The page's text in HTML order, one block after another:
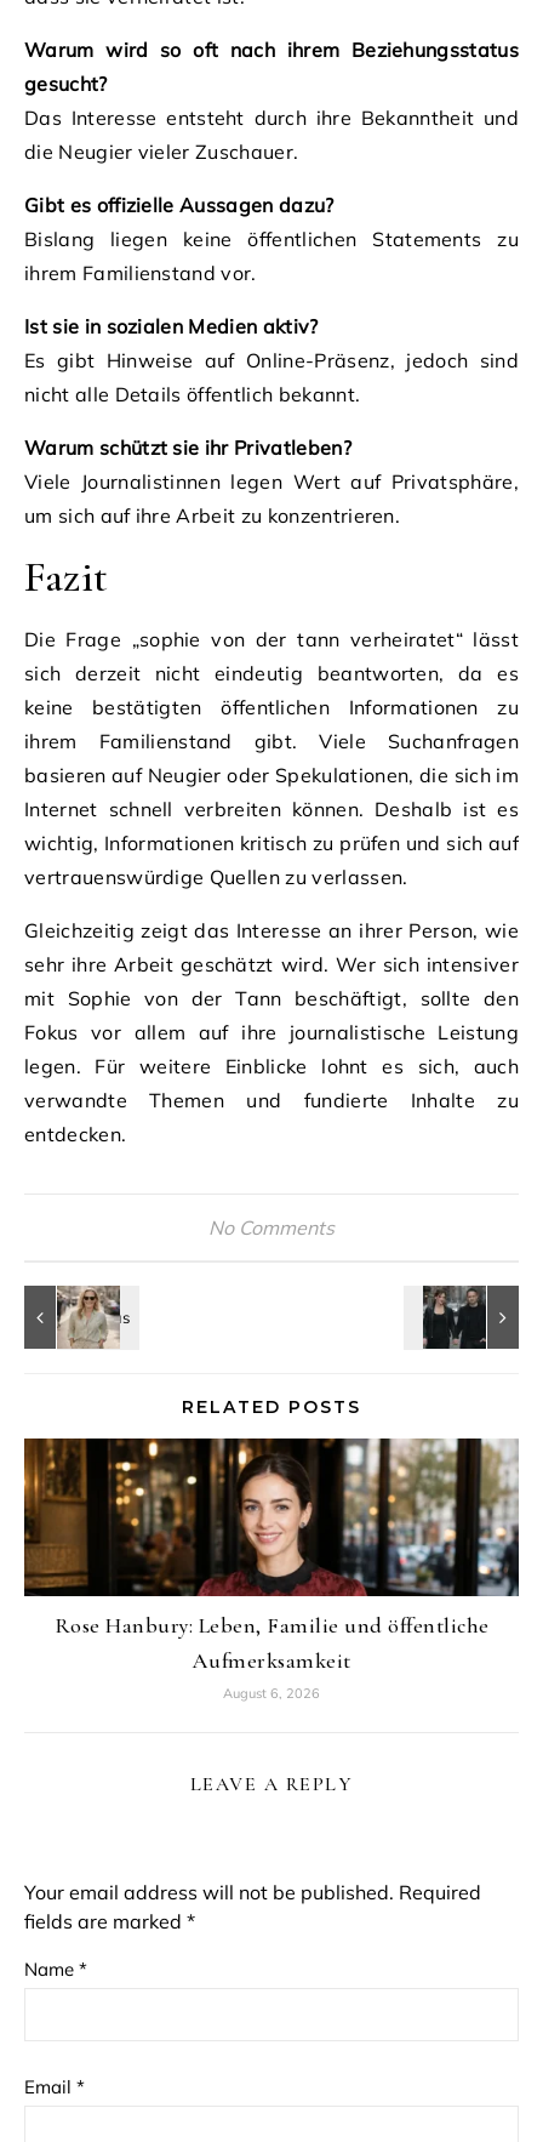
Warum wird so oft nach ihrem Beziehungsstatus
gesucht?
Das Interesse entsteht durch ihre Bekanntheit und
die Neugier vieler Zuschauer.
Gibt es offizielle Aussagen dazu?
Bislang liegen keine öffentlichen Statements zu
ihrem Familienstand vor.
Ist sie in sozialen Medien aktiv?
Es gibt Hinweise auf Online-Präsenz, jedoch sind
nicht alle Details öffentlich bekannt.
Warum schützt sie ihr Privatleben?
Viele Journalistinnen legen Wert auf Privatsphäre,
um sich auf ihre Arbeit zu konzentrieren.
Fazit
Die Frage „sophie von der tann verheiratet“ lässt
sich derzeit nicht eindeutig beantworten, da es
keine bestätigten öffentlichen Informationen zu
ihrem Familienstand gibt. Viele Suchanfragen
basieren auf Neugier oder Spekulationen, die sich im
Internet schnell verbreiten können. Deshalb ist es
wichtig, Informationen kritisch zu prüfen und sich auf
vertrauenswürdige Quellen zu verlassen.
Gleichzeitig zeigt das Interesse an ihrer Person, wie
sehr ihre Arbeit geschätzt wird. Wer sich intensiver
mit Sophie von der Tann beschäftigt, sollte den
Fokus vor allem auf ihre journalistische Leistung
legen. Für weitere Einblicke lohnt es sich, auch
verwandte Themen und fundierte Inhalte zu
entdecken.
No Comments
RELATED POSTS
Rose Hanbury: Leben, Familie und öffentliche
Aufmerksamkeit
August 6, 2026
LEAVE A REPLY
Your email address will not be published. Required
fields are marked *
Name *
Email *